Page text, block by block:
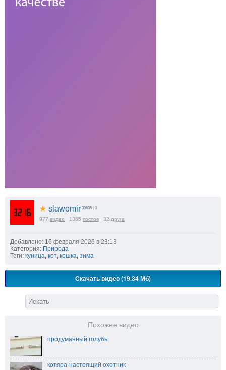
★ slawomir 30635 | 0
977 видео 1365 постов 32 друга
Добавлено: 16 февраля 2026 в 23:13
Категория: Природа
Теги: куница кот, кошка зима
Скачать видео (19.34 Мб)
Похожее видео
продуманный голубь
котяра-настоящий охотник